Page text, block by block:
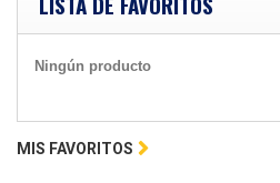
Ningún producto
MIS FAVORITOS